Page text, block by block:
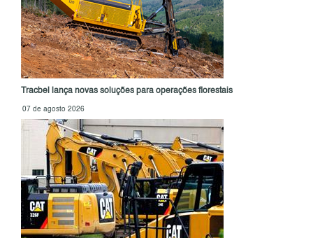
Tracbel lança novas soluções para operações florestais
07 de agosto 2026